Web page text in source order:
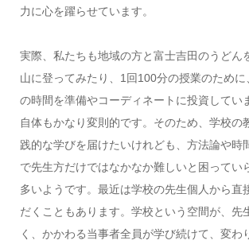
力に心を躍らせています。
実際、私たちも地域の方と富士吉田のうどん
山に登ってみたり、1回100分の授業のために
の時間を準備やコーディネートに投資してい
自体もかなり変則的です。そのため、学校の
践的な学びを届けたいけれども、方法論や時
で先生方だけではなかなか難しいと困ってい
多いようです。最近は学校の先生個人から直
だくこともあります。学校という空間が、先
く、かかわる当事者全員が学び続けて、変わ